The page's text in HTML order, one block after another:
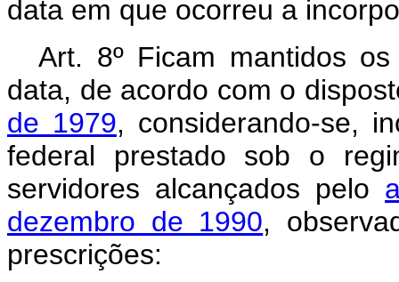
data em que ocorreu a
Art. 8º Ficam mantidos
data, de acordo com o
de 1979, considerando-se,
federal prestado sob o
servidores alcançados pelo
dezembro de 1990,
prescrições: